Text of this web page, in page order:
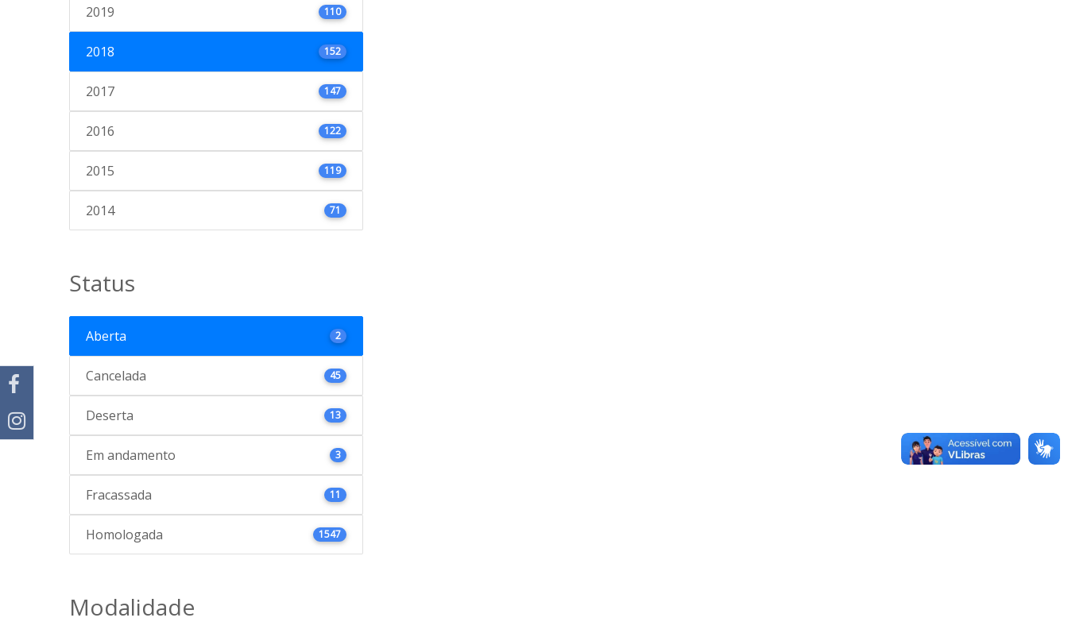
2019 110
2018 152
2017 147
2016 122
2015 119
2014 71
Status
Aberta 2
Cancelada 45
Deserta 13
Em andamento 3
Fracassada 11
Homologada 1547
Modalidade